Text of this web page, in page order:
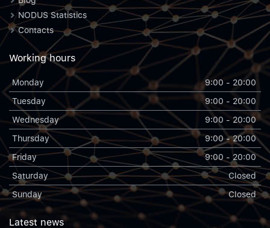
NODUS Statistics
Contacts
Working hours
Monday
9:00 - 20:00
Tuesday
9:00 - 20:00
Wednesday
9:00 - 20:00
Thursday
9:00 - 20:00
Friday
9:00 - 20:00
Saturday
Closed
Sunday
Closed
Latest news